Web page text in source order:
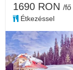
1690 RON /fő
Étkezéssel